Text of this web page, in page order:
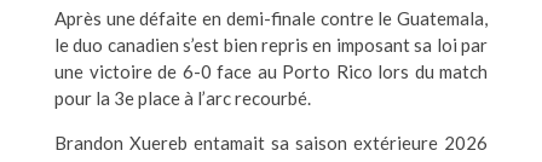
Après une défaite en demi-finale contre le Guatemala,
le duo canadien s’est bien repris en imposant sa loi par
une victoire de 6-0 face au Porto Rico lors du match
pour la 3e place à l’arc recourbé.
Brandon Xuereb entamait sa saison extérieure 2026